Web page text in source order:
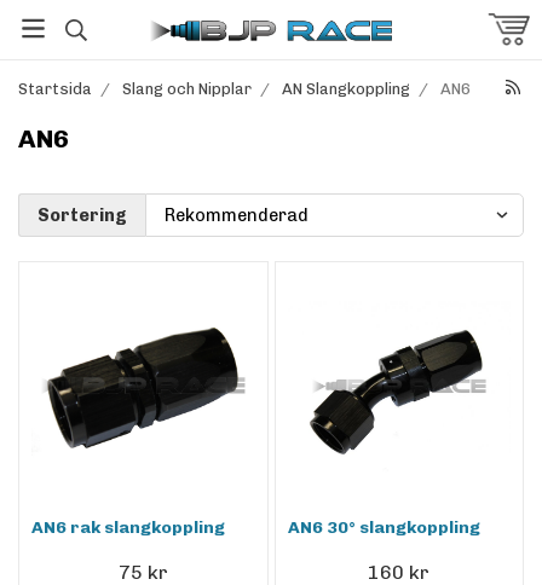
Startsida / Slang och Nipplar / AN Slangkoppling / AN6
AN6
Sortering
AN6 rak slangkoppling
75 kr
AN6 30° slangkoppling
160 kr